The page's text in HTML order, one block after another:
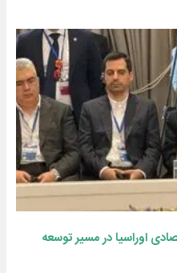
اوراسیا در مسیر توسعه